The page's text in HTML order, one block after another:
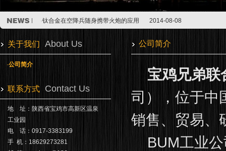
·钛合金在空降兵随身携带火炮的应用
2014-08-08
·浙江五环钛业以6.3亿人民币被江粉磁材收购
2014-07-05
钛及钛合金的渗氮处理
2014-07-05
关于我们 About Us
·公司简介
联系方式 Contact Us
地 址：陕西省宝鸡市高新区温泉
工业园
电 话：0917-3383199
手 机：18629273281
公司简介
宝鸡兄弟联
司），位于中
销售、贸易、
BUM工业公